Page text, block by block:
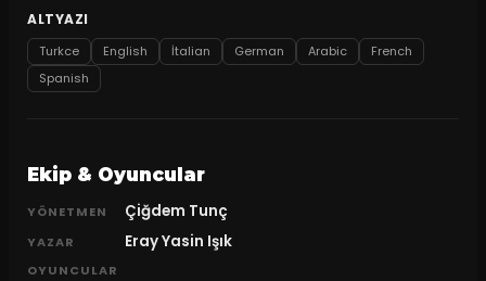
ALTYAZI
Turkce English İtalian German Arabic
French
Spanish
Ekip & Oyuncular
YÖNETMEN Çiğdem Tunç
YAZAR Eray Yasin Işık
OYUNCULAR